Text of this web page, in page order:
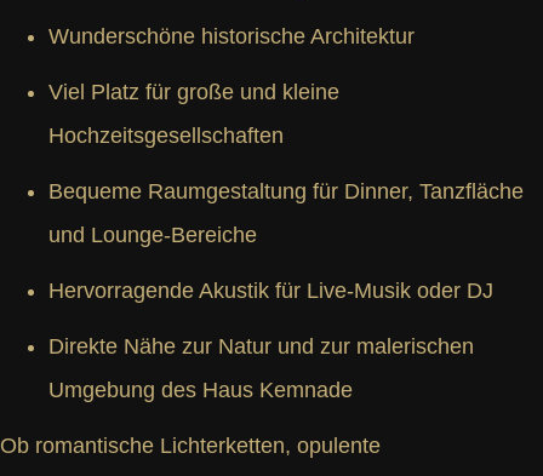
Wunderschöne historische Architektur
Viel Platz für große und kleine
Hochzeitsgesellschaften
Bequeme Raumgestaltung für Dinner, Tanzfläche
und Lounge-Bereiche
Hervorragende Akustik für Live-Musik oder DJ
Direkte Nähe zur Natur und zur malerischen
Umgebung des Haus Kemnade
Ob romantische Lichterketten, opulente